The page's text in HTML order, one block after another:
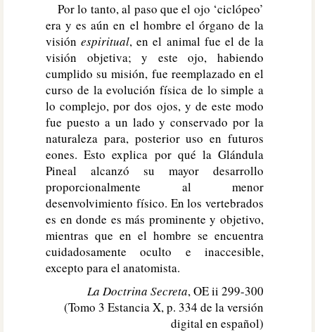
Por lo tanto, al paso que el ojo ‘ciclópeo’
era y es aún en el hombre el órgano de la
visiónespiritual, en el animal fue el de la
visión objetiva; y este ojo, habiendo
cumplido su misión, fue reemplazado en el
curso de la evolución física de lo simple a
lo complejo, por dos ojos, y de este modo
fue puesto a un lado y conservado por la
naturaleza para, posterior uso en futuros
eones. Esto explica por qué la Glándula
Pineal alcanzó su mayor desarrollo
proporcionalmente al menor
desenvolvimiento físico. En los vertebrados
es en donde es más prominente y objetivo,
mientras que en el hombre se encuentra
cuidadosamente oculto e inaccesible,
excepto para el anatomista.
La Doctrina Secreta, OE ii 299-300
(Tomo 3 Estancia X, p. 334 de la versión
digital en español)